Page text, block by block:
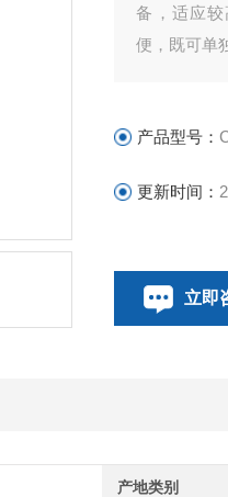
备，适应
便，既可单
产品型号：
更新时间：
立即
产地类别